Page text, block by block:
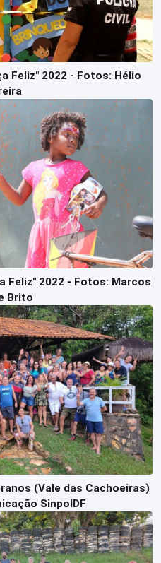
Feliz" 2022 - Fotos: Hélio
Feliz" 2022 - Fotos: Marcos
Brito
(Vale das Cachoeiras)
SinpolDF